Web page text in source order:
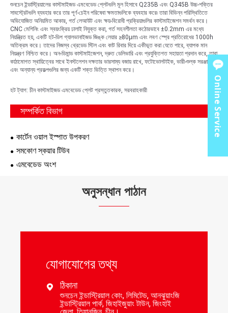
শুনচেন ইন্ডাস্ট্রিয়ালের কাস্টমাইজড এমবেডেড প্লেটগুলি মূল হিসাবে Q235B এবং Q345B উচ্চ-শক্তির
সাবস্ট্রেটগুলি ব্যবহার করে তার পূর্ণ-চেইন পরিষেবা ক্ষমতাগুলিকে ব্যবহার করে৷ তারা বিভিন্ন পরিস্থিতিতে
অভিযোজিত অনিয়মিত আকার, গর্ত লেআউট এবং ক্ষয়-বিরোধী প্রক্রিয়াগুলির কাস্টমাইজেশন সমর্থন করে।
CNC মেশিনিং এবং স্বয়ংক্রিয় ঢালাই নিযুক্ত করা, গর্ত সহনশীলতা কঠোরভাবে ±0.2mm এর মধ্যে
নিয়ন্ত্রিত হয়, একটি হট-ডিপ গ্যালভানাইজড জিঙ্ক লেয়ার ≥80μm এবং লবণ স্প্রে প্রতিরোধের 1000h
অতিক্রম করে। তাদের নিজস্ব থ্রেডেড স্টিল এবং কাট রিবার দিয়ে একীভূত করা যেতে পারে, ব্যাপক মান
নিয়ন্ত্রণ নিশ্চিত করে। অন-ডিমান্ড কাস্টমাইজেশন, দ্রুত ডেলিভারি এবং প্রযুক্তিগত সহায়তা প্রদান করে, তারা
কাঠামোগত স্থায়িত্বের সাথে ইনস্টলেশন দক্ষতার ভারসাম্য বজায় রাখে, ফটোভোলটাইক, ভারী-শুল্ক সরঞ্জাম
এবং অন্যান্য প্রকল্পগুলির জন্য একটি শক্ত ভিত্তি স্থাপন করে।
হট ট্যাগ: চীন কাস্টমাইজড এমবেডেড প্লেট প্রস্তুতকারক, সরবরাহকারী
সম্পর্কিত বিভাগ
কার্টেন ওয়াল ইস্পাত উপকরণ
সমকোণ স্কয়ার টিউব
এমবেডেড অংশ
অনুসন্ধান পাঠান
যোগাযোগের তথ্য
 ঠিকানা
শুনচেন ইন্ডাস্ট্রিয়াল কোং, লিমিটেড, আনঝুয়াংজি
ইন্ডাস্ট্রিয়াল পার্ক, জিহাইজুয়াং টাউন, জিংহাই
Online Service